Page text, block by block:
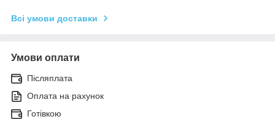
Всі умови доставки
Умови оплати
Післяплата
Оплата на рахунок
Готівкою